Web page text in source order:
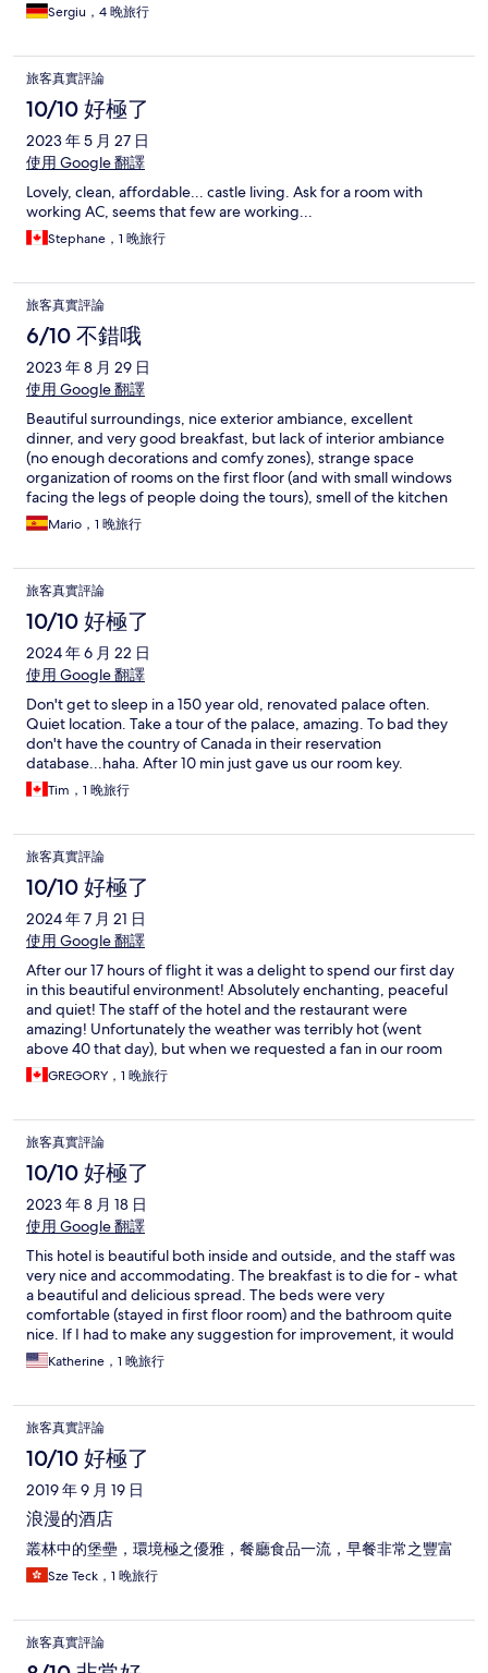
Sergiu，4 晚旅行
旅客真實評論
10/10 好極了
2023 年 5 月 27 日
使用 Google 翻譯
Lovely, clean, affordable... castle living. Ask for a room with
working AC, seems that few are working...
Stephane，1 晚旅行
旅客真實評論
6/10 不錯哦
2023 年 8 月 29 日
使用 Google 翻譯
Beautiful surroundings, nice exterior ambiance, excellent
dinner, and very good breakfast, but lack of interior ambiance
(no enough decorations and comfy zones), strange space
organization of rooms on the first floor (and with small windows
facing the legs of people doing the tours), smell of the kitchen
spreading to the rooms in the western wing, and long walk from
parking area to the entrance (on earth path, which may be a
Mario，1 晚旅行
旅客真實評論
10/10 好極了
2024 年 6 月 22 日
使用 Google 翻譯
Don't get to sleep in a 150 year old, renovated palace often.
Quiet location. Take a tour of the palace, amazing. To bad they
don't have the country of Canada in their reservation
database...haha. After 10 min just gave us our room key.
Tim，1 晚旅行
旅客真實評論
10/10 好極了
2024 年 7 月 21 日
使用 Google 翻譯
After our 17 hours of flight it was a delight to spend our first day
in this beautiful environment! Absolutely enchanting, peaceful
and quiet! The staff of the hotel and the restaurant were
amazing! Unfortunately the weather was terribly hot (went
above 40 that day), but when we requested a fan in our room
by the time we got back it was delivered. The restaurant was
also first class. The food was delicious and the service was
don’t let that fool you, they were very professional! The castle
grounds are beautiful, well kept and tranquil! We will definitely
stop at Karolyi Kastely again our next visit to Hungary! Thank you
for your hospitality and amazing service!
GREGORY，1 晚旅行
旅客真實評論
10/10 好極了
2023 年 8 月 18 日
使用 Google 翻譯
This hotel is beautiful both inside and outside, and the staff was
very nice and accommodating. The breakfast is to die for - what
a beautiful and delicious spread. The beds were very
comfortable (stayed in first floor room) and the bathroom quite
nice. If I had to make any suggestion for improvement, it would
be to have a small fan in the room in case it is hot out. With the
door and window closed there's no air movement. If you open
movement and mosquitos may come in. A fan of any kind in the
room to move air around while sleeping would be a nice touch.
Katherine，1 晚旅行
旅客真實評論
10/10 好極了
2019 年 9 月 19 日
浪漫的酒店
叢林中的堡壘，環境極之優雅，餐廳食品一流，早餐非常之豐富
Sze Teck，1 晚旅行
旅客真實評論